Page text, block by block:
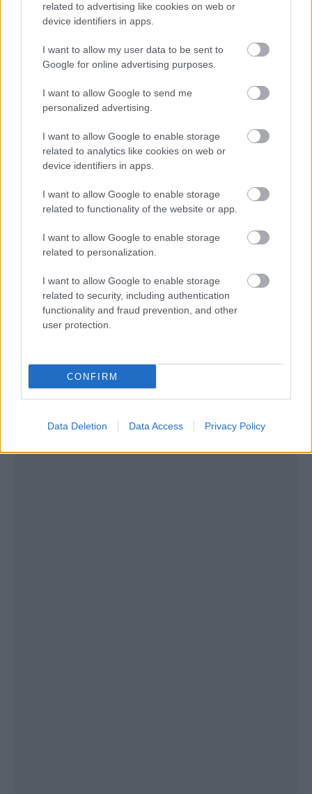
related to advertising like cookies on web or
device identifiers in apps.
I want to allow my user data to be sent to
Google for online advertising purposes.
I want to allow Google to send me
personalized advertising.
I want to allow Google to enable storage
related to analytics like cookies on web or
device identifiers in apps.
I want to allow Google to enable storage
related to functionality of the website or app.
I want to allow Google to enable storage
related to personalization.
I want to allow Google to enable storage
related to security, including authentication
functionality and fraud prevention, and other
user protection.
CONFIRM
Data Deletion Data Access Privacy Policy
Αγόριανη: Η πανέμορφη εναλλακτική της πολύβουης
Αράχωβας στην αγκαλιά του Παρνασσού
Watch this video on YouTube
Λίμνη Βελιμαχίου: Ένα ταξίδι από
την Αχαΐα στην…Ελβετία! (video)
Η λίμνη Βελιμαχίου είναι άγνωστη στο ευρύ κοινό
και προσφέρει στον επισκέπτη ένα ταξίδι από την
Αχαΐαμέχρι την…